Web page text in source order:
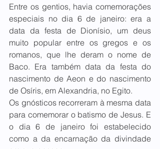
Entre os gentios, havia comemorações
especiais no dia 6 de janeiro: era a
data da festa de Dionísio, um deus
muito popular entre os gregos e os
romanos, que lhe deram o nome de
Baco. Era também data da festa do
nascimento de Aeon e do nascimento
de Osíris, em Alexandria, no Egito.
Os gnósticos recorreram à mesma data
para comemorar o batismo de Jesus. E
o dia 6 de janeiro foi estabelecido
como a da encarnação da divindade